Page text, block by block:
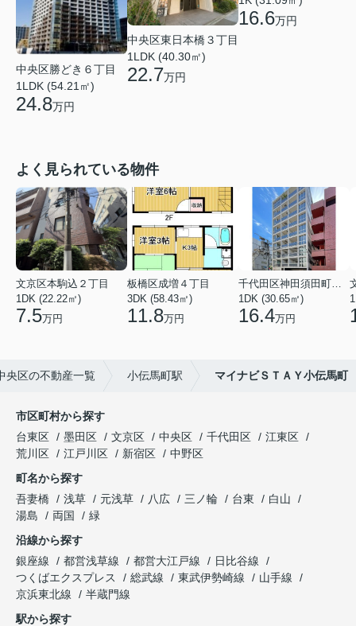
中央区勝どき６丁目
1LDK (54.21㎡)
24.8万円
中央区東日本橋３丁目
1LDK (40.30㎡)
22.7万円
16.6万円
よく見られている物件
文京区本駒込２丁目
1DK (22.22㎡)
7.5万円
板橋区成増４丁目
3DK (58.43㎡)
11.8万円
1DK (30.65㎡)
16.4万円
央区の不動産一覧 小伝馬町駅 マイナビＳＴＡＹ小伝馬町
市区町村から探す
台東区
墨田区 文京区 中央区 千代田区
江東区
荒川区
江戸川区 新宿区
中野区
町名から探す
吾妻橋
浅草 元浅草 八広 三ノ輪 台東
白山
湯島
両国
緑
沿線から探す
銀座線
都営浅草線 都営大江戸線
日比谷線
つくばエクスプレス
総武線 東武伊勢崎線
山手線
京浜東北線
半蔵門線
駅から探す